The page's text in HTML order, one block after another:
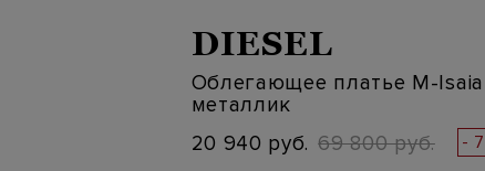
DIESEL
Облегающее платье M-
металлик
20 940 руб. 69 800 руб. -